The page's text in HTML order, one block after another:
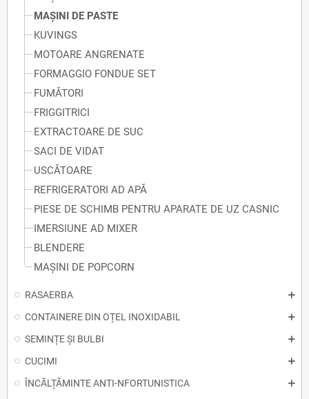
MAȘINI DE PASTE
KUVINGS
MOTOARE ANGRENATE
FORMAGGIO FONDUE SET
FUMĂTORI
FRIGGITRICI
EXTRACTOARE DE SUC
SACI DE VIDAT
USCĂTOARE
REFRIGERATORI AD APĂ
PIESE DE SCHIMB PENTRU APARATE DE UZ CASNIC
IMERSIUNE AD MIXER
BLENDERE
MAȘINI DE POPCORN
RASAERBA
CONTAINERE DIN OȚEL INOXIDABIL
SEMINȚE ȘI BULBI
CUCIMI
ÎNCĂLȚĂMINTE ANTI-NFORTUNISTICA